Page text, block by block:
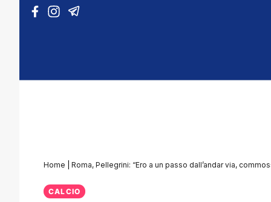
Vai al contenuto
Home Roma, Pellegrini: “Ero a un passo dall’andar via,
CALCIO